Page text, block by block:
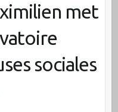
met
sociales